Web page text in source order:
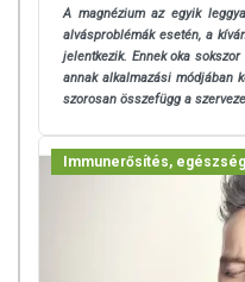
A magnézium az egyik
alvásproblémák esetén, a
jelentkezik. Ennek oka
annak alkalmazási módjában
szorosan összefügg a
Immunerősítés,